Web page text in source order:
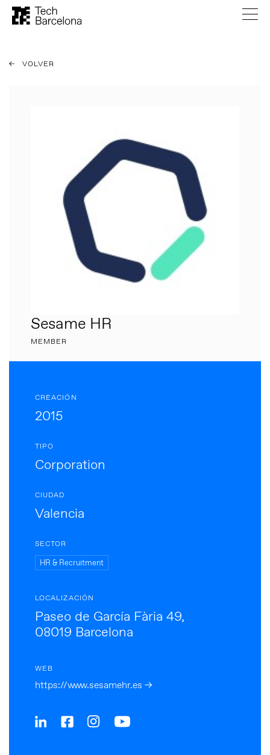
VOLVER
Sesame HR
MEMBER
CREACIÓN
2015
TIPO
Corporation
CIUDAD
Valencia
SECTOR
HR & Recruitment
LOCALIZACIÓN
Paseo de García Fària 49,
08019 Barcelona
WEB
https://www.sesamehr.es →